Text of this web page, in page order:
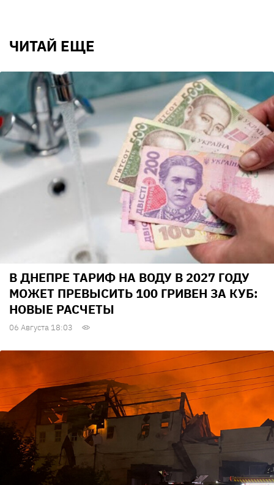
ЧИТАЙ ЕЩЕ
В ДНЕПРЕ ТАРИФ НА ВОДУ В 2027 ГОДУ
МОЖЕТ ПРЕВЫСИТЬ 100 ГРИВЕН ЗА КУБ:
НОВЫЕ РАСЧЕТЫ
06 Августа 18:03